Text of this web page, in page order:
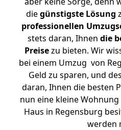
diegünstigste Lösung
professionellen
stets daran, Ihnen die
Preisezu bieten. Wir
bei einem Umzug von
Geld zu sparen, und
daran, Ihnen die besten
nun eine kleine
Haus in Regensburg
werden